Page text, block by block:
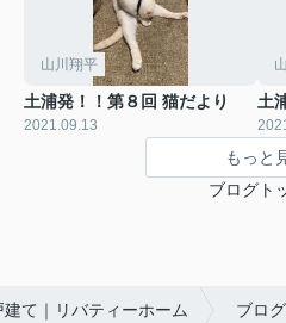
山川翔平
土浦発！！第８回 猫だより
2021.09.13
土
もっと
ブログト
て｜リバティーホーム ブログ